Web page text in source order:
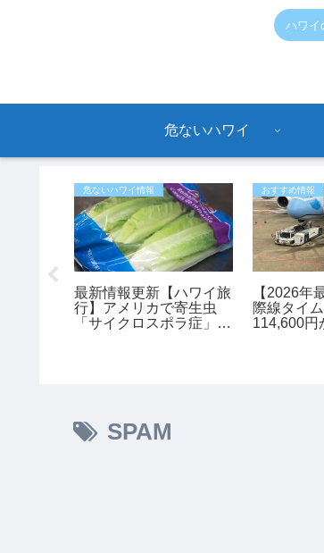
ハワイ
危ないハワイ
危ないハワイ情報
最新情報更新【ハワイ旅
行】アメリカで寄生虫
「サイクロスポラ症」が
おすすめ情報
【2026年
際線タイ
114,600円
SPAM